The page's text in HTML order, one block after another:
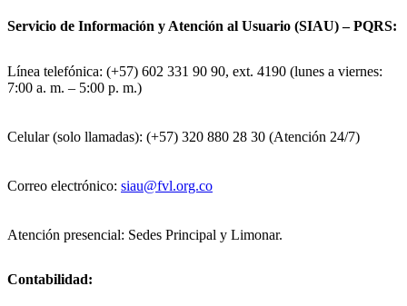
Servicio de Información y Atención al Usuario (SIAU) – PQRS:
Línea telefónica: (+57) 602 331 90 90, ext. 4190 (lunes a viernes:
7:00 a. m. – 5:00 p. m.)
Celular (solo llamadas): (+57) 320 880 28 30 (Atención 24/7)
Correo electrónico: siau@fvl.org.co
Atención presencial: Sedes Principal y Limonar.
Contabilidad: